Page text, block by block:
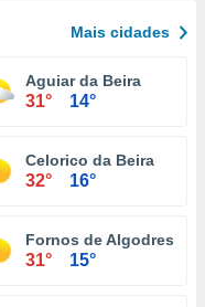
Mais cidades
Aguiar da Beira
31° 14°
Celorico da Beira
32° 16°
Fornos de Algodres
31° 15°